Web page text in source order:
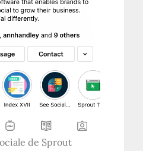
de Sprout